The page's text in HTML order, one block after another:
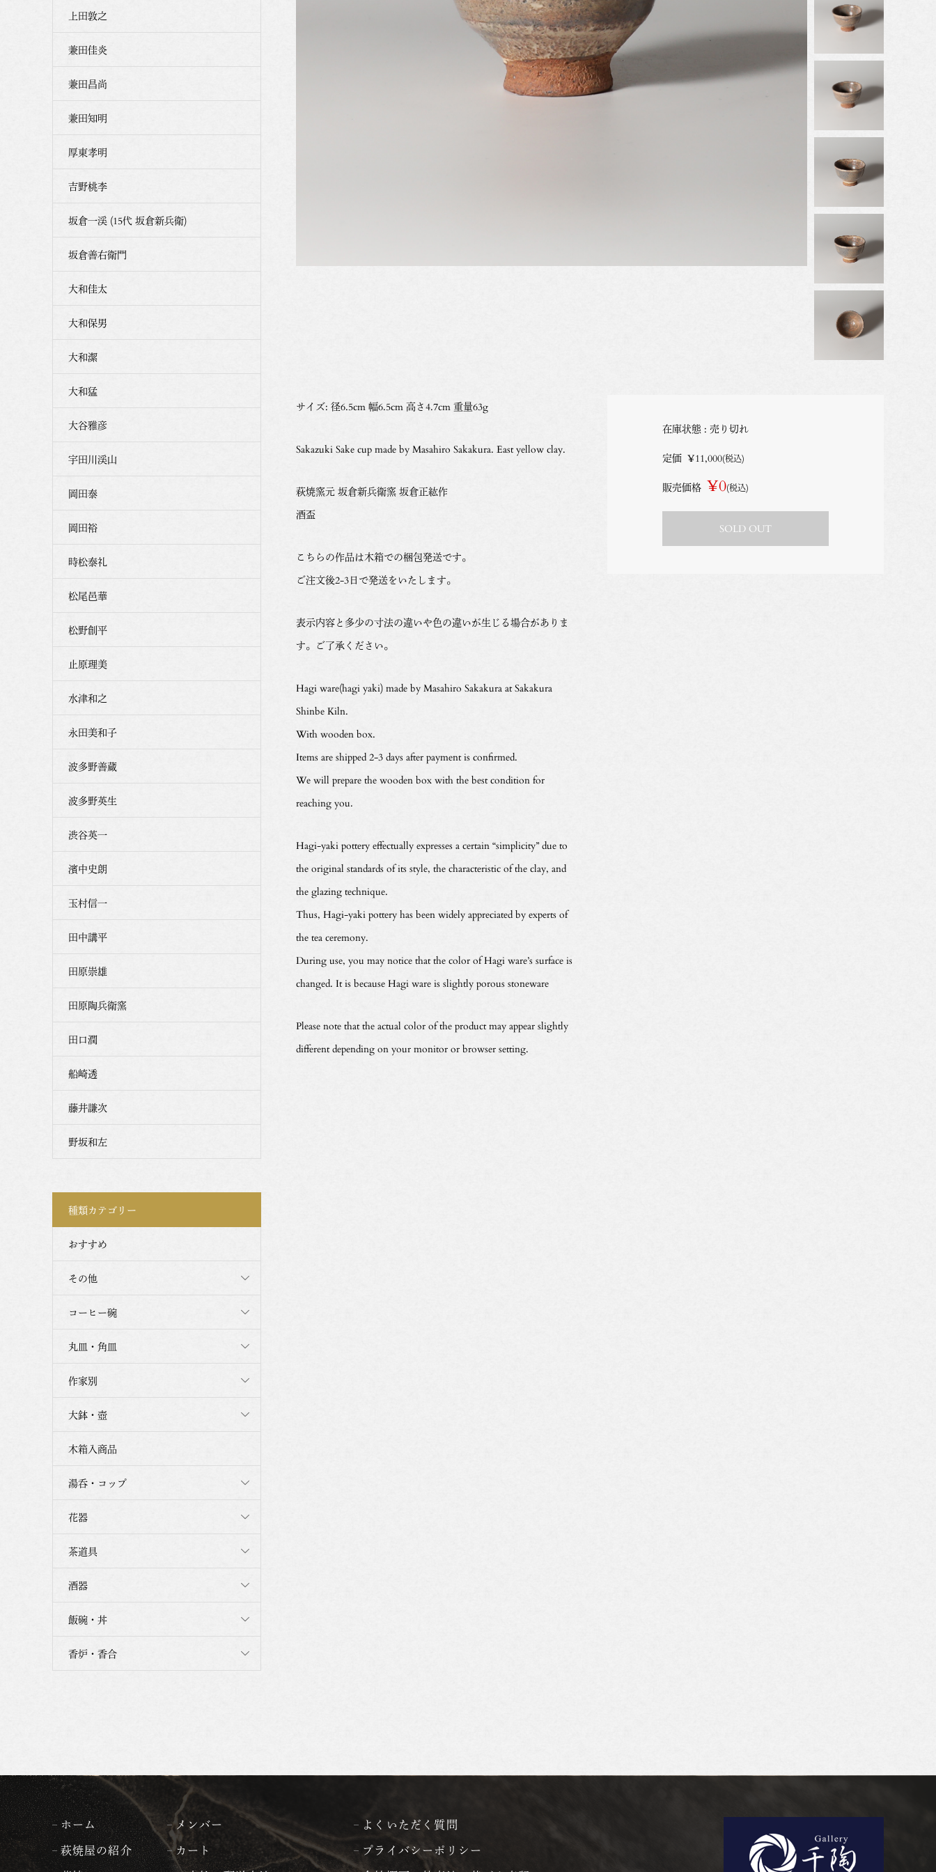
サイズ: 径6.5cm 幅6.5cm 高さ4.7cm 重量63g
Sakazuki Sake cup made by Masahiro Sakakura. East yellow clay.
萩焼窯元 坂倉新兵衛窯 坂倉正紘作
酒盃
こちらの作品は木箱での梱包発送です。
ご注文後2-3日で発送をいたします。
表示内容と多少の寸法の違いや色の違いが生じる場合がありま
す。ご了承ください。
Hagi ware(hagi yaki) made by Masahiro Sakakura at Sakakura
Shinbe Kiln.
With wooden box.
Items are shipped 2-3 days after payment is confirmed.
We will prepare the wooden box with the best condition for
reaching you.
Hagi-yaki pottery effectually expresses a certain “simplicity” due to
the original standards of its style, the characteristic of the clay, and
the glazing technique.
Thus, Hagi-yaki pottery has been widely appreciated by experts of
the tea ceremony.
During use, you may notice that the color of Hagi ware’s surface is
changed. It is because Hagi ware is slightly porous stoneware
Please note that the actual color of the product may appear slightly
different depending on your monitor or browser setting.
在庫状態 : 売り切れ
定価¥11,000(税込)
販売価格 ¥0(税込)
SOLD OUT
上田敦之
兼田佳炎
兼田昌尚
兼田知明
厚東孝明
吉野桃李
坂倉一渓 (15代 坂倉新兵衛)
坂倉善右衛門
大和佳太
大和保男
大和潔
大和猛
大谷雅彦
宇田川渓山
岡田泰
岡田裕
時松泰礼
松尾邑華
松野創平
止原理美
水津和之
永田美和子
波多野善蔵
波多野英生
渋谷英一
濱中史朗
玉村信一
田中講平
田原崇雄
田原陶兵衛窯
田口潤
船崎透
藤井謙次
野坂和左
種類カテゴリー
おすすめ
その他
コーヒー碗
丸皿・角皿
作家別
大鉢・壺
木箱入商品
湯呑・コップ
花器
茶道具
酒器
飯碗・丼
香炉・香合
ホーム
萩焼屋の紹介
メンバー
カート
よくいただく質問
プライバシーポリシー